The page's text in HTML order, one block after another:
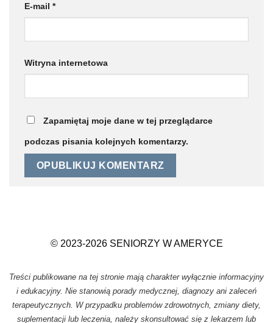
E-mail *
Witryna internetowa
Zapamiętaj moje dane w tej przeglądarce
podczas pisania kolejnych komentarzy.
© 2023-2026 SENIORZY W AMERYCE
Treści publikowane na tej stronie mają charakter wyłącznie informacyjny
i edukacyjny. Nie stanowią porady medycznej, diagnozy ani zaleceń
terapeutycznych. W przypadku problemów zdrowotnych, zmiany diety,
suplementacji lub leczenia, należy skonsultować się z lekarzem lub